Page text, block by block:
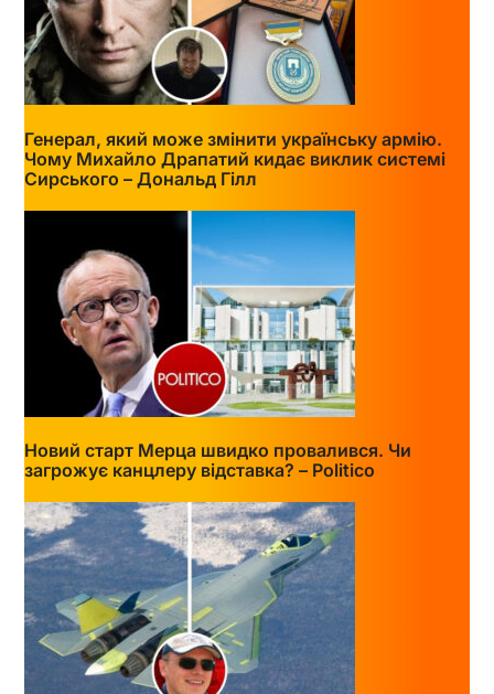
Генерал, який може змінити українську армію.
Чому Михайло Драпатий кидає виклик системі
Сирського – Дональд Гілл
Новий старт Мерца швидко провалився. Чи
загрожує канцлеру відставка? – Politico